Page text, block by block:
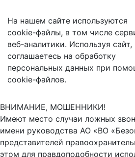
На нашем сайте используются
cookie-файлы, в том числе
веб-аналитики. Используя сайт,
соглашаетесь на обработку
персональных данных при
cookie-файлов.
ВНИМАНИЕ, МОШЕННИКИ!
Имеют место случаи ложных
имени руководства АО «ВО
представителей
этом для правдоподобности